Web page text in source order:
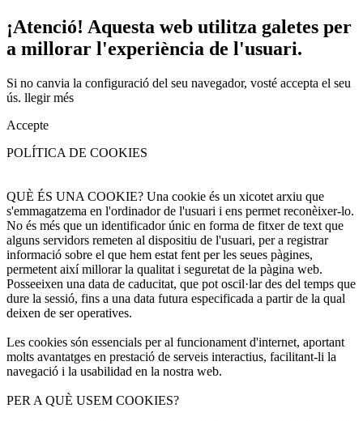
¡Atenció! Aquesta web utilitza galetes per
a millorar l'experiència de l'usuari.
Si no canvia la configuració del seu navegador, vosté accepta el seu
ús. llegir més
Accepte
POLÍTICA DE COOKIES
QUÈ ÉS UNA COOKIE? Una cookie és un xicotet arxiu que
s'emmagatzema en l'ordinador de l'usuari i ens permet reconèixer-lo.
No és més que un identificador únic en forma de fitxer de text que
alguns servidors remeten al dispositiu de l'usuari, per a registrar
informació sobre el que hem estat fent per les seues pàgines,
permetent així millorar la qualitat i seguretat de la pàgina web.
Posseeixen una data de caducitat, que pot oscil·lar des del temps que
dure la sessió, fins a una data futura especificada a partir de la qual
deixen de ser operatives.
Les cookies són essencials per al funcionament d'internet, aportant
molts avantatges en prestació de serveis interactius, facilitant-li la
navegació i la usabilidad en la nostra web.
PER A QUÈ USEM COOKIES?